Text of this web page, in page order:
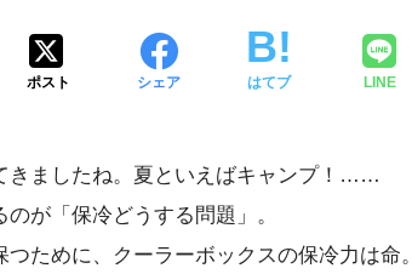
ポスト シェア はてブ LINE
きましたね。夏といえばキャンプ！……
が「保冷どうする問題」。
ために、クーラーボックスの保冷力は命。